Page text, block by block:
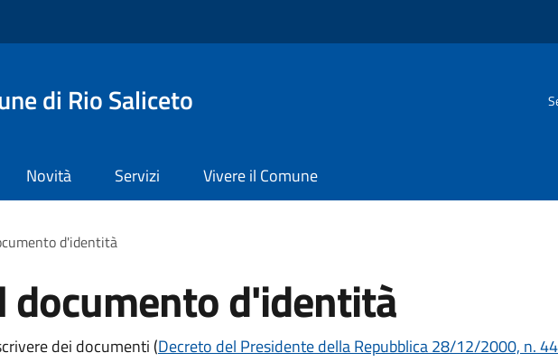
di Rio Saliceto
Novità Servizi Vivere il Comune
pane
d'identità
documento d'identità
dei documenti (Decreto del Presidente della Repubblica 28/12/2000, n.